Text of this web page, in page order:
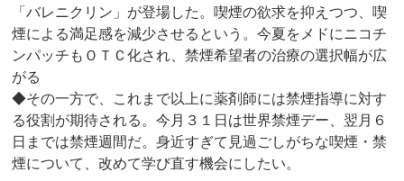
「バレニクリン」が登場した。喫煙の欲求を抑えつつ、喫
煙による満足感を減少させるという。今夏をメドにニコチ
ンパッチもＯＴＣ化され、禁煙希望者の治療の選択幅が広
がる
◆その一方で、これまで以上に薬剤師には禁煙指導に対す
る役割が期待される。今月３１日は世界禁煙デー、翌月６
日までは禁煙週間だ。身近すぎて見過ごしがちな喫煙・禁
煙について、改めて学び直す機会にしたい。